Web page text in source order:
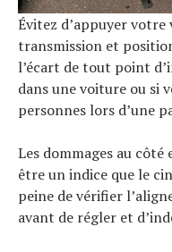
Évitez d’appuyer votre
transmission et
l’écart de tout point
dans une voiture ou si
personnes lors d’une
Les dommages au
être un indice que le
peine de vérifier
avant de régler et